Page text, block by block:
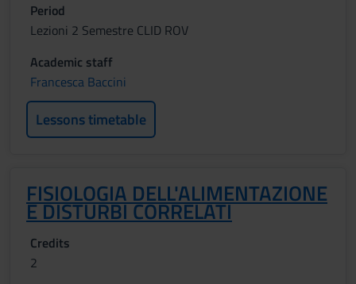
Period
Lezioni 2 Semestre CLID ROV
Academic staff
Francesca Baccini
Lessons timetable
FISIOLOGIA DELL'ALIMENTAZIONE
E DISTURBI CORRELATI
Credits
2